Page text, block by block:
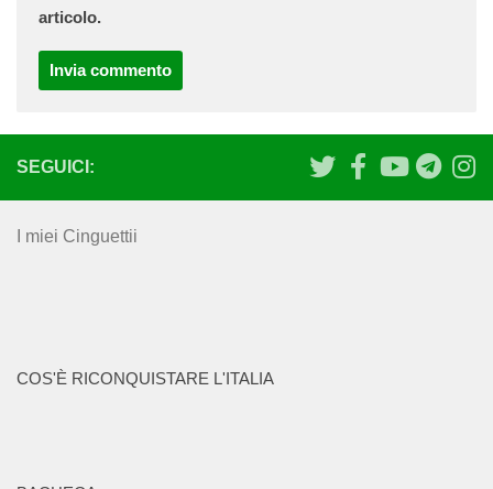
articolo.
SEGUICI:
I miei Cinguettii
COS'È RICONQUISTARE L'ITALIA